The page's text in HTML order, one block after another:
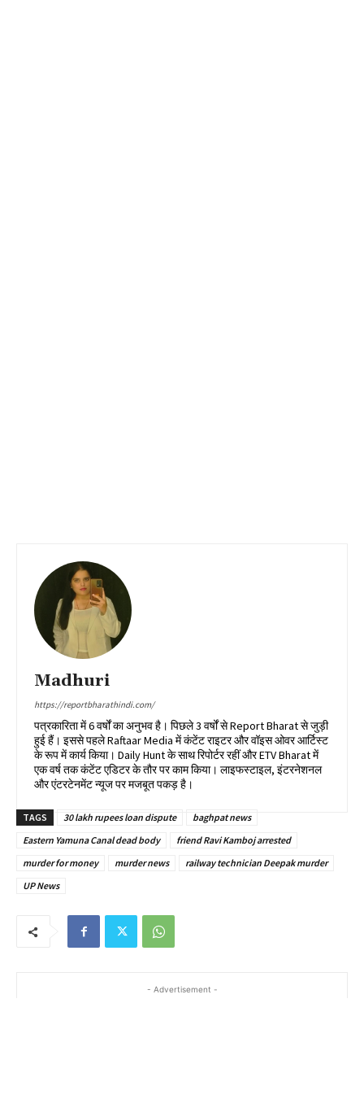
Madhuri
https://reportbharathindi.com/
पत्रकारिता में 6 वर्षों का अनुभव है। पिछले 3 वर्षों से Report Bharat से जुड़ी
हुई हैं। इससे पहले Raftaar Media में कंटेंट राइटर और वॉइस ओवर आर्टिस्ट
के रूप में कार्य किया। Daily Hunt के साथ रिपोर्टर रहीं और ETV Bharat में
एक वर्ष तक कंटेंट एडिटर के तौर पर काम किया। लाइफस्टाइल, इंटरनेशनल
और एंटरटेनमेंट न्यूज पर मजबूत पकड़ है।
TAGS 30 lakh rupees loan dispute
baghpat news
Eastern Yamuna Canal dead body
friend Ravi Kamboj arrested
murder for money
murder news
railway technician Deepak murder
UP News
- Advertisement -